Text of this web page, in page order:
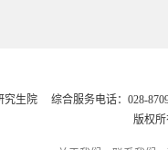
究生院 综合服务电话：028-
版权